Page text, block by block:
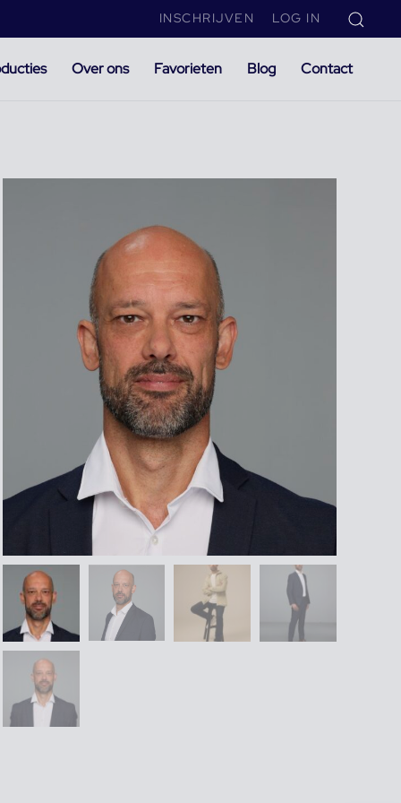
INSCHRIJVEN LOG IN
Over ons Favorieten Blog Contact